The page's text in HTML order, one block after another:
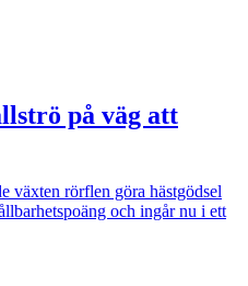
på väg att
växten rörflen göra hästgödsel
och ingår nu i ett